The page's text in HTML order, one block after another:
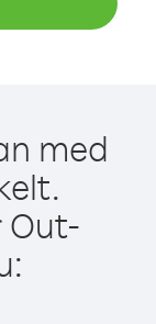
med
Out-